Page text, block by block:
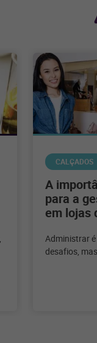
CALÇADOS
A
para a
em lojas
Administrar
desafios,